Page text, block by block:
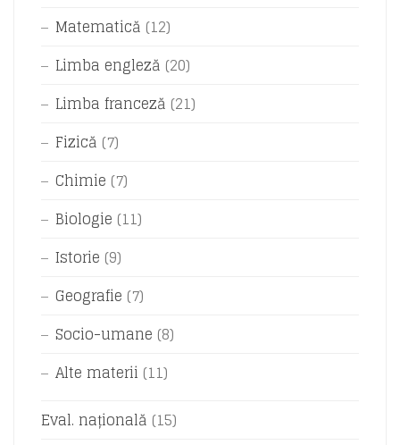
Matematică (12)
Limba engleză (20)
Limba franceză (21)
Fizică (7)
Chimie (7)
Biologie (11)
Istorie (9)
Geografie (7)
Socio-umane (8)
Alte materii (11)
Eval. națională (15)